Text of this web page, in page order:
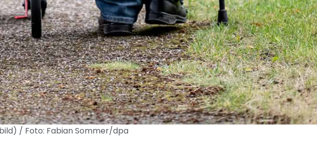
/ Foto: Fabian Sommer/dpa